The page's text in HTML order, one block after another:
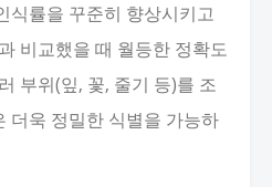
식률을 꾸준히 향상시키고
비교했을 때 월등한 정확도
부위(잎, 꽃, 줄기 등)를 조
더욱 정밀한 식별을 가능하